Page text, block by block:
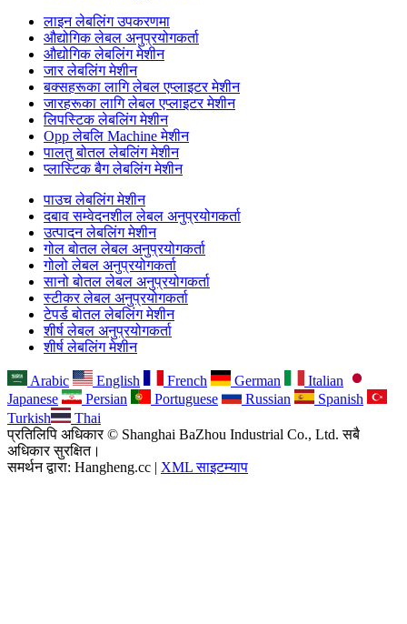
लाइन लेबलिंग उपकरणमा
औद्योगिक लेबल अनुप्रयोगकर्ता
औद्योगिक लेबलिंग मेशीन
जार लेबलिंग मेशीन
बक्सहरूका लागि लेबल एप्लाइटर मेशीन
जारहरूका लागि लेबल एप्लाइटर मेशीन
लिपस्टिक लेबलिंग मेशीन
Opp लेबलि Machine मेशीन
पालतु बोतल लेबलिंग मेशीन
प्लास्टिक बैग लेबलिंग मेशीन
पाउच लेबलिंग मेशीन
दबाव सम्वेदनशील लेबल अनुप्रयोगकर्ता
उत्पादन लेबलिंग मेशीन
गोल बोतल लेबल अनुप्रयोगकर्ता
गोलो लेबल अनुप्रयोगकर्ता
सानो बोतल लेबल अनुप्रयोगकर्ता
स्टीकर लेबल अनुप्रयोगकर्ता
टेपर्ड बोतल लेबलिंग मेशीन
शीर्ष लेबल अनुप्रयोगकर्ता
शीर्ष लेबलिंग मेशीन
Arabic English French German
Italian
Japanese
Persian Portuguese Russian
Spanish
Turkish
Thai
प्रतिलिपि अधिकार © Shanghai BaZhou Industrial Co., Ltd. सबै
अधिकार सुरक्षित।
समर्थन द्वारा: Hangheng.cc | XML साइटम्याप